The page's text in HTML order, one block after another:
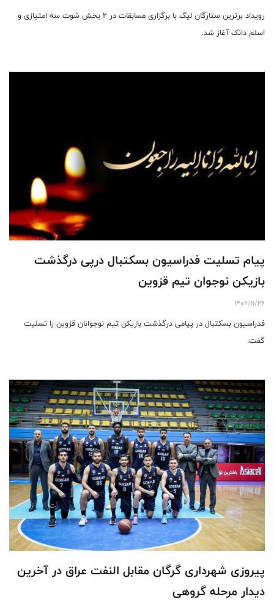
رویداد برترین ستارگان لیگ با برگزاری مسابقات در ۲ بخش شوت سه امتیازی و
اسلم دانک آغاز شد.
پیام تسلیت فدراسیون بسکتبال درپی درگذشت
بازیکن نوجوان تیم قزوین
1402/11/26
فدراسیون بسکتبال در پیامی درگذشت بازیکن تیم نوجوانان قزوین را تسلیت
گفت.
پیروزی شهرداری گرگان مقابل النفت عراق در آخرین
دیدار مرحله گروهی